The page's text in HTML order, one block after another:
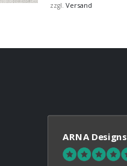
zzgl. Versand
ARNA Designs